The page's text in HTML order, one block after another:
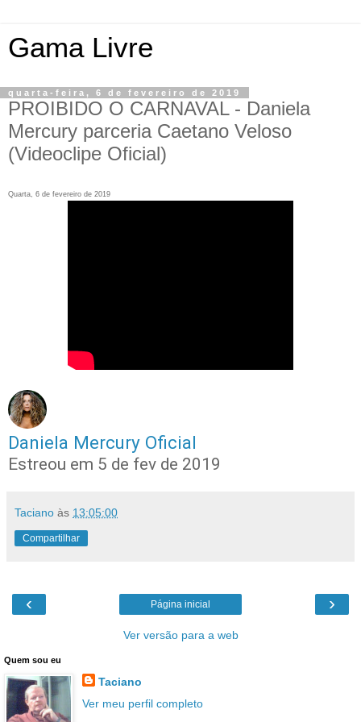
Gama Livre
quarta-feira, 6 de fevereiro de 2019
PROIBIDO O CARNAVAL - Daniela
Mercury parceria Caetano Veloso
(Videoclipe Oficial)
Quarta, 6 de fevereiro de 2019
Daniela Mercury Oficial
Estreou em 5 de fev de 2019
Taciano às 13:05:00
Compartilhar
‹ ›
Página inicial
Ver versão para a web
Quem sou eu
Taciano
Ver meu perfil completo